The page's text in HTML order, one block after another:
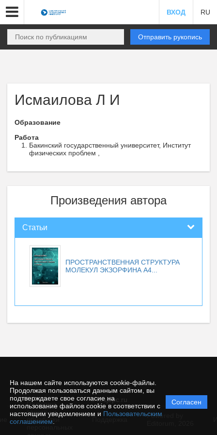
На нашем сайте используются cookie-файлы.
Продолжая пользоваться данным сайтом, вы
подтверждаете свое согласие на
использование файлов cookie в соответствии с
настоящим уведомлением и Пользовательским
соглашением
Согласен
ВХОД RU
Отправить рукопись
Исмаилова Л И
Образование
Работа
Бакинский государственный университет, Институт
физических проблем ,
Произведения автора
Статьи
ПРОСТРАНСТВЕННАЯ СТРУКТУРА
МОЛЕКУЛ ЭКЗОРФИНА А4...
© rusjbpc.ru
Политика
защиты и
обработки
Powered by